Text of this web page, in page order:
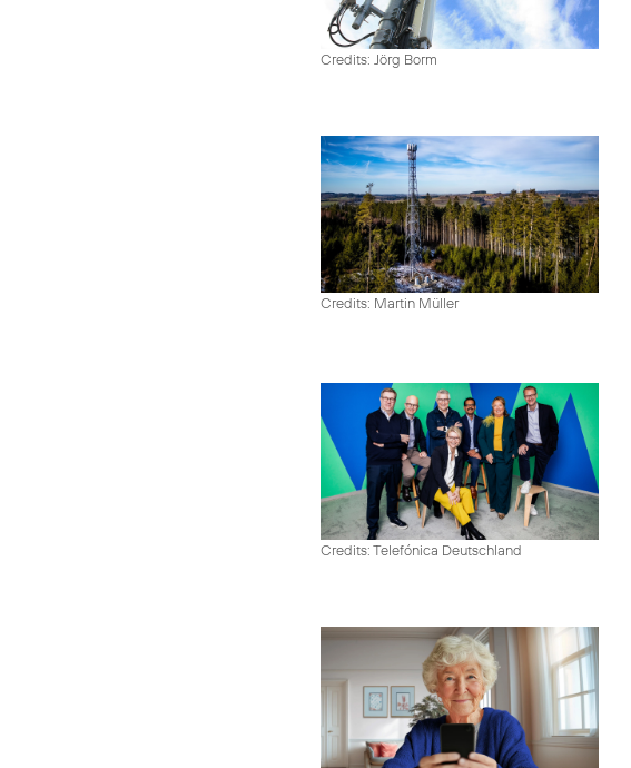
Credits: Jörg Borm
Credits: Martin Müller
Credits: Telefónica Deutschland